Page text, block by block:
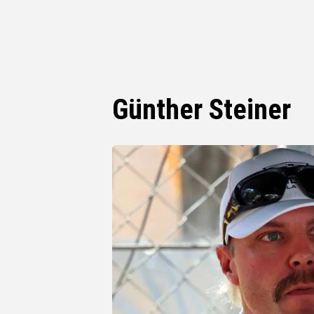
Günther Steiner